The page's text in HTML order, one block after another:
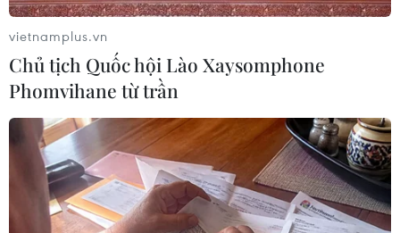
AFF Suzuki Cup 2016: Không khí bóng đá
vẫn chưa về Yangon
19/11/2016 10:46
Những người dân Yangon nói rằng họ biết được sự kiện
vietnamplus.vn
Chủ tịch Quốc hội Lào Xaysomphone
Phomvihane từ trần